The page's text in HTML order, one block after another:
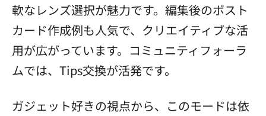
軟なレンズ選択が魅力です。編集後のポスト
カード作成例も人気で、クリエイティブな活
用が広がっています。コミュニティフォーラ
ムでは、Tips交換が活発です。
ガジェット好きの視点から、このモードは依